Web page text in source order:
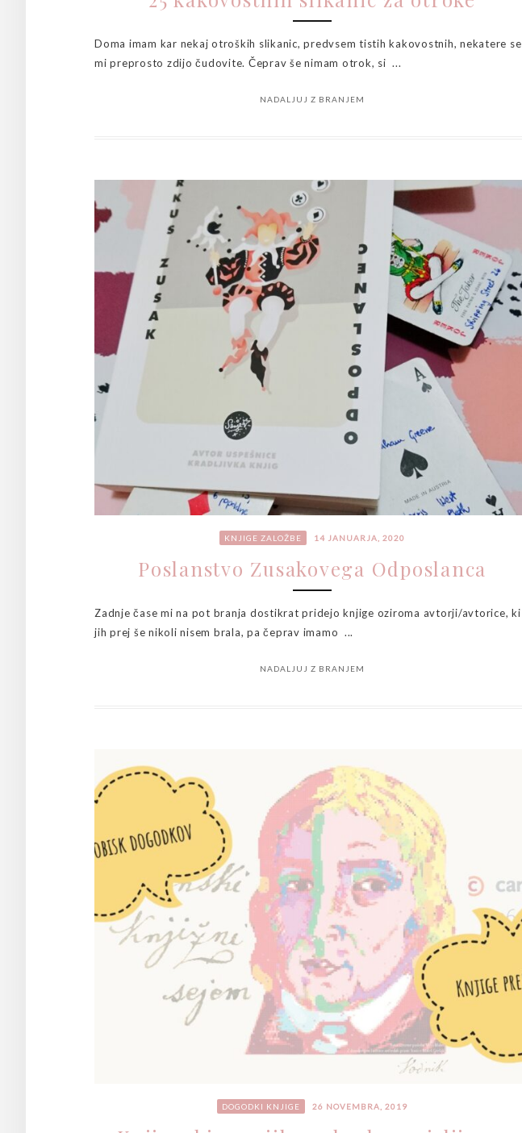
Doma imam kar nekaj otroških slikanic, predvsem tistih kakovostnih, nekatere se
mi preprosto zdijo čudovite. Čeprav še nimam otrok, si ...
NADALJUJ Z BRANJEM
KNJIGE ZALOŽBE 14 JANUARJA, 2020
Poslanstvo Zusakovega Odposlanca
Zadnje čase mi na pot branja dostikrat pridejo knjige oziroma avtorji/avtorice, ki
jih prej še nikoli nisem brala, pa čeprav imamo ...
NADALJUJ Z BRANJEM
DOGODKI KNJIGE 26 NOVEMBRA, 2019